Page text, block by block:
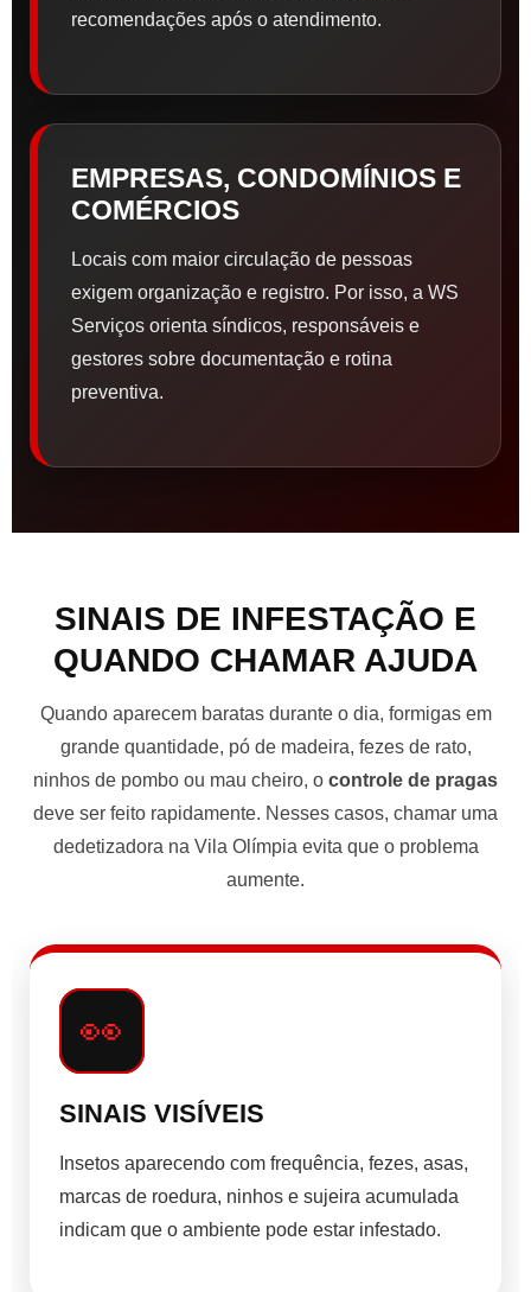
recomendações após o atendimento.
EMPRESAS, CONDOMÍNIOS E
COMÉRCIOS
Locais com maior circulação de pessoas
exigem organização e registro. Por isso, a WS
Serviços orienta síndicos, responsáveis e
gestores sobre documentação e rotina
preventiva.
SINAIS DE INFESTAÇÃO E
QUANDO CHAMAR AJUDA
Quando aparecem baratas durante o dia, formigas em
grande quantidade, pó de madeira, fezes de rato,
ninhos de pombo ou mau cheiro, o controle de pragas
deve ser feito rapidamente. Nesses casos, chamar uma
dedetizadora na Vila Olímpia evita que o problema
aumente.
👀
SINAIS VISÍVEIS
Insetos aparecendo com frequência, fezes, asas,
marcas de roedura, ninhos e sujeira acumulada
indicam que o ambiente pode estar infestado.